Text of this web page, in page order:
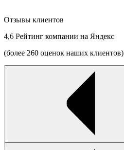
Отзывы клиентов
4,6 Рейтинг компании на Яндекс
(более 260 оценок наших клиентов)